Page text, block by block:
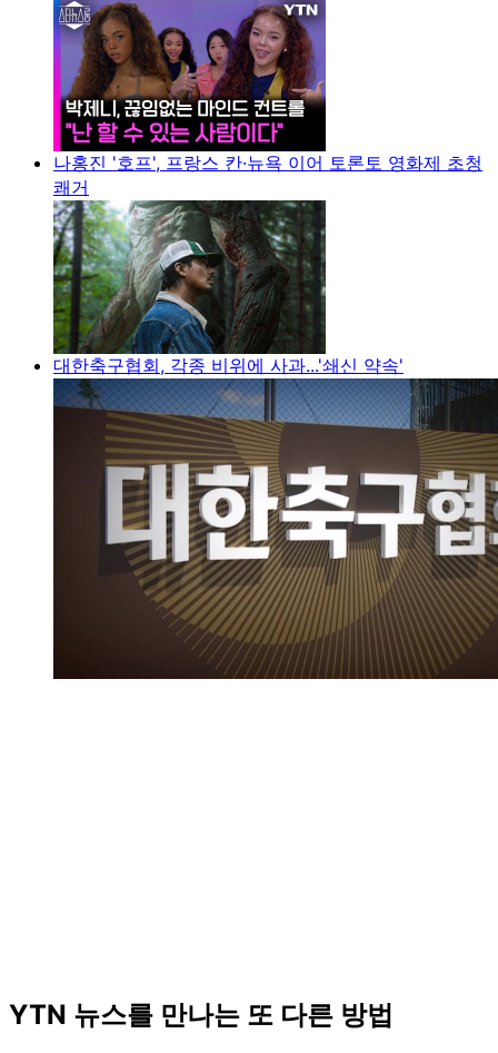
나홍진 '호프', 프랑스 칸·뉴욕 이어 토론토 영화제 초청
쾌거
대한축구협회, 각종 비위에 사과...'쇄신 약속'
YTN 뉴스를 만나는 또 다른 방법